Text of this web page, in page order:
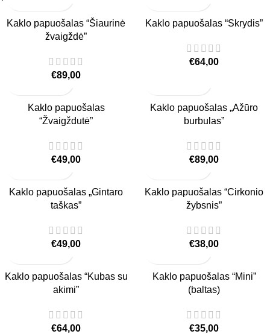
Kaklo papuošalas “Šiaurinė
žvaigždė”
€89,00
Kaklo papuošalas “Skrydis”
€64,00
Kaklo papuošalas
“Žvaigždutė”
€49,00
Kaklo papuošalas „Ažūro
burbulas”
€89,00
Kaklo papuošalas „Gintaro
taškas”
€49,00
Kaklo papuošalas “Cirkonio
žybsnis”
€38,00
Kaklo papuošalas “Kubas su
akimi”
€64,00
Kaklo papuošalas “Mini”
(baltas)
€35,00